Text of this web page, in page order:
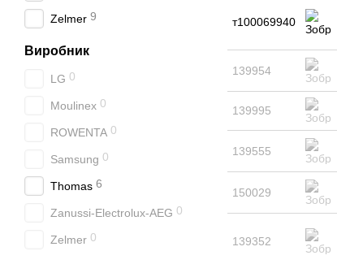
т100069940
139954
139995
139555
150029
139352
Zelmer 9
Виробник
LG 0
Moulinex 0
ROWENTA 0
Samsung 0
Thomas 6
Zanussi-Electrolux-AEG 0
Zelmer 0